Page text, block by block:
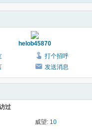
helob45870
打个招呼
发送消息
过
威望: 10